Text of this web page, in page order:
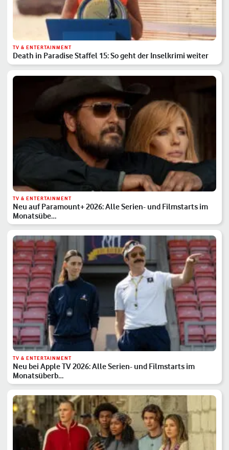
TV & ENTERTAINMENT
Death in Paradise Staffel 15: So geht der Inselkrimi weiter
TV & ENTERTAINMENT
Neu auf Paramount+ 2026: Alle Serien- und Filmstarts im
Monatsübe…
TV & ENTERTAINMENT
Neu bei Apple TV 2026: Alle Serien- und Filmstarts im
Monatsüberb…